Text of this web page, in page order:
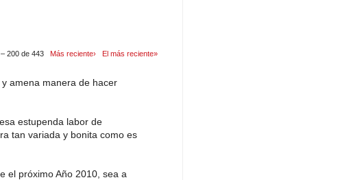
– 200 de 443 Más reciente› El más reciente»
amena manera de hacer
estupenda labor de
tan variada y bonita como es
el próximo Año 2010, sea a